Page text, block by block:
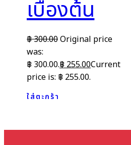
เบื้องต้น
฿300.00Original price
was:
฿ 300.00.฿ 255.00Current
price is: ฿ 255.00.
ใส่ตะกร้า